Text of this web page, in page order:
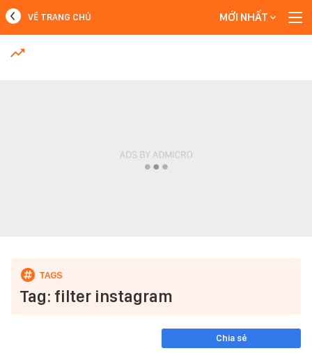
MỚI NHẤT
VỀ TRANG CHỦ MỚI NHẤT
Tag: filter instagram
Chia sẻ